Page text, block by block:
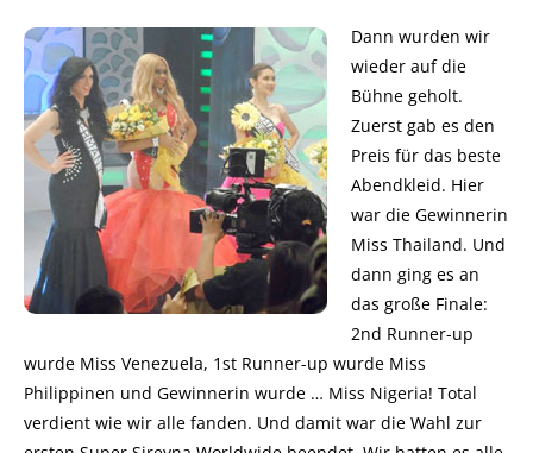
Dann wurden wir
wieder auf die
Bühne geholt.
Zuerst gab es den
Preis für das beste
Abendkleid. Hier
war die Gewinnerin
Miss Thailand. Und
dann ging es an
das große Finale:
2nd Runner-up
wurde Miss Venezuela, 1st Runner-up wurde Miss
Philippinen und Gewinnerin wurde … Miss Nigeria! Total
verdient wie wir alle fanden. Und damit war die Wahl zur